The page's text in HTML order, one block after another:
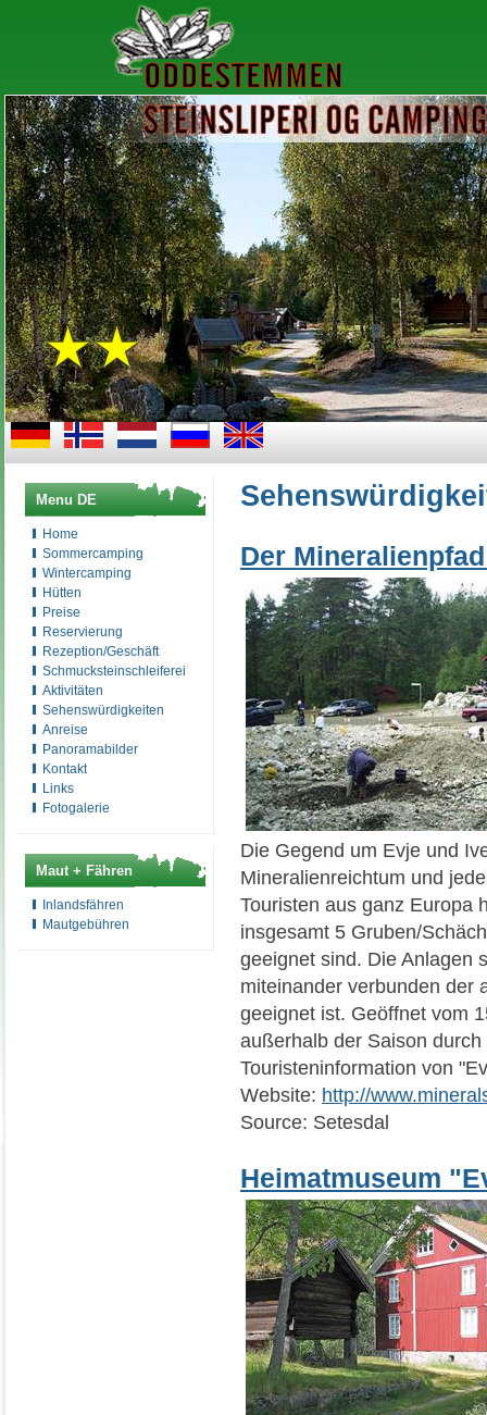
Menu DE
Home
Sommercamping
Wintercamping
Hütten
Preise
Reservierung
Rezeption/Geschäft
Schmucksteinschleiferei
Aktivitäten
Sehenswürdigkeiten
Anreise
Panoramabilder
Kontakt
Links
Fotogalerie
Maut + Fähren
Inlandsfähren
Mautgebühren
Der
Die Gegend um Evje und
Mineralienreichtum und
Touristen aus ganz Europa
insgesamt 5 Gruben/
geeignet sind. Die Anlagen
miteinander verbunden der
geeignet ist. Geöffnet vom
außerhalb der Saison
Touristeninformation von
Website: http://
Source: Setesdal
Heimatmuseum